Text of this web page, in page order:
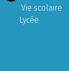
Vie scolaire
Lycée